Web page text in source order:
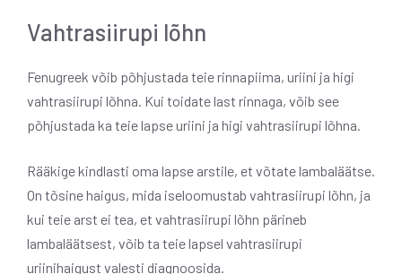
Vahtrasiirupi lõhn
Fenugreek võib põhjustada teie rinnapiima, uriini ja higi
vahtrasiirupi lõhna. Kui toidate last rinnaga, võib see
põhjustada ka teie lapse uriini ja higi vahtrasiirupi lõhna.
Rääkige kindlasti oma lapse arstile, et võtate lambaläätse.
On tõsine haigus, mida iseloomustab vahtrasiirupi lõhn, ja
kui teie arst ei tea, et vahtrasiirupi lõhn pärineb
lambaläätsest, võib ta teie lapsel vahtrasiirupi
uriinihaigust valesti diagnoosida.